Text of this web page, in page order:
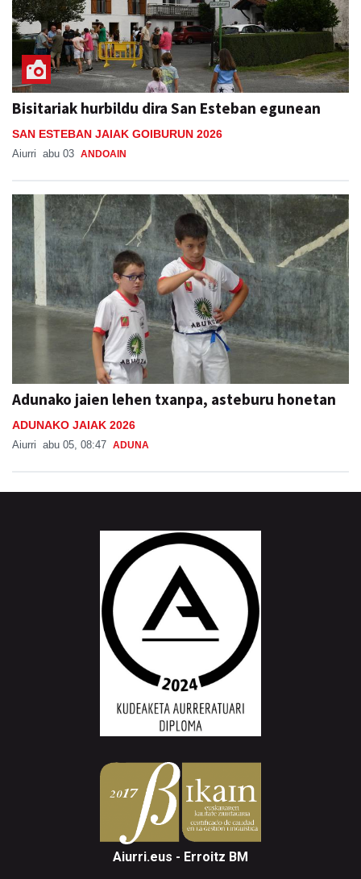
Bisitariak hurbildu dira San Esteban egunean
SAN ESTEBAN JAIAK GOIBURUN 2026
Aiurri abu 03 ANDOAIN
Adunako jaien lehen txanpa, asteburu honetan
ADUNAKO JAIAK 2026
Aiurri abu 05, 08:47 ADUNA
Aiurri.eus - Erroitz BM